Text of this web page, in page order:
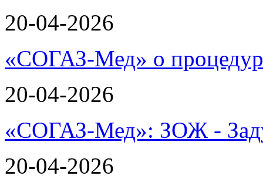
20-04-2026
«СОГАЗ-Мед» о
20-04-2026
«СОГАЗ-Мед»: ЗОЖ -
20-04-2026